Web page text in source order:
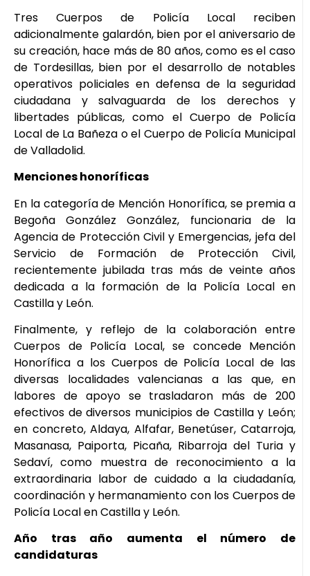
Tres Cuerpos de Policía Local reciben
adicionalmente galardón, bien por el aniversario de
su creación, hace más de 80 años, como es el caso
de Tordesillas, bien por el desarrollo de notables
operativos policiales en defensa de la seguridad
ciudadana y salvaguarda de los derechos y
libertades públicas, como el Cuerpo de Policía
Local de La Bañeza o el Cuerpo de Policía Municipal
de Valladolid.
Menciones honoríficas
En la categoría de Mención Honorífica, se premia a
Begoña González González, funcionaria de la
Agencia de Protección Civil y Emergencias, jefa del
Servicio de Formación de Protección Civil,
recientemente jubilada tras más de veinte años
dedicada a la formación de la Policía Local en
Castilla y León.
Finalmente, y reflejo de la colaboración entre
Cuerpos de Policía Local, se concede Mención
Honorífica a los Cuerpos de Policía Local de las
diversas localidades valencianas a las que, en
labores de apoyo se trasladaron más de 200
efectivos de diversos municipios de Castilla y León;
en concreto, Aldaya, Alfafar, Benetúser, Catarroja,
Masanasa, Paiporta, Picaña, Ribarroja del Turia y
Sedaví, como muestra de reconocimiento a la
extraordinaria labor de cuidado a la ciudadanía,
coordinación y hermanamiento con los Cuerpos de
Policía Local en Castilla y León.
Año tras año aumenta el número de
candidaturas